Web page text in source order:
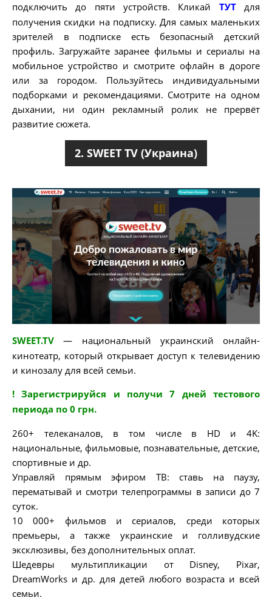
подключить до пяти устройств. Кликай ТУТ
для
получения скидки на подписку. Для самых маленьких
зрителей в подписке есть безопасный детский
профиль. Загружайте заранее фильмы и сериалы на
мобильное устройство и смотрите офлайн в дороге
или за городом. Пользуйтесь индивидуальными
подборками и рекомендациями. Смотрите на одном
дыхании, ни один рекламный ролик не прервёт
развитие сюжета.
2. SWEET TV (Украина)
SWEET.TV — национальный украинский онлайн-
кинотеатр, который открывает доступ к телевидению
и кинозалу для всей семьи.
! Зарегистрируйся и получи 7 дней тестового
периода по 0 грн.
260+ телеканалов, в том числе в HD и 4K:
национальные, фильмовые, познавательные, детские,
спортивные и др.
Управляй прямым эфиром ТВ: ставь на паузу,
перематывай и смотри телепрограммы в записи до 7
суток.
10 000+ фильмов и сериалов, среди которых
премьеры, а также украинские и голливудские
эксклюзивы, без дополнительных оплат.
Шедевры мультипликации от Disney, Pixar,
DreamWorks и др. для детей любого возраста и всей
семьи.